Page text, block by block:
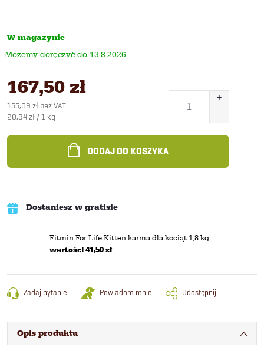
W magazynie
13.8.2026
167,50 zł
155,09 zł bez VAT
Cena
20,94 zł / 1 kg
DODAJ DO KOSZYKA
Dostaniesz w gratisie
Fitmin For Life Kitten karma dla kociąt 1,8 kg
wartości 41,50 zł
Zadaj pytanie Powiadom mnie Udostępnij
Opis produktu